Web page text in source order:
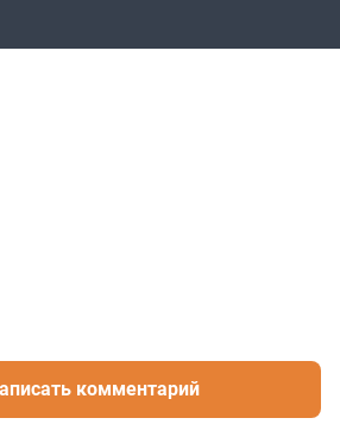
комментарий